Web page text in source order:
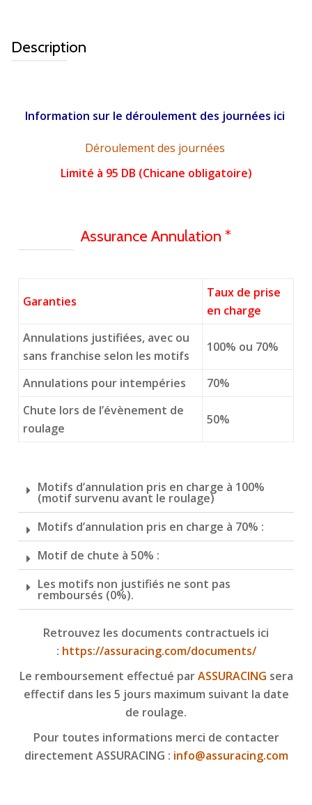
Description
Information sur le déroulement des journées ici
Déroulement des journées
Limité à 95 DB (Chicane obligatoire)
Assurance Annulation *
Garanties
Taux de prise
en charge
Annulations justifiées, avec ou
sans franchise selon les motifs
100% ou 70%
Annulations pour intempéries
70%
Chute lors de l’évènement de
roulage
50%
Motifs d’annulation pris en charge à 100%
(motif survenu avant le roulage)
Motifs d’annulation pris en charge à 70% :
Motif de chute à 50% :
Les motifs non justifiés ne sont pas
remboursés (0%).
Retrouvez les documents contractuels ici
: https://assuracing.com/documents/
Le remboursement effectué parASSURACING sera
effectif dans les 5 jours maximum suivant la date
de roulage.
Pour toutes informations merci de contacter
directement ASSURACING : info@assuracing.com